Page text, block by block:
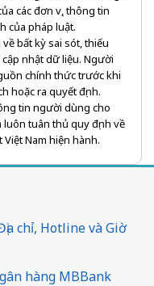
các đơn vị, thông tin
của pháp luật.
về bất kỳ sai sót, thiếu
nhật dữ liệu. Người
chính thức trước khi
hoặc ra quyết định.
tin người dùng cho
tuân thủ quy định về
Nam hiện hành.
chỉ, Hotline và Giờ
hàng MBBank